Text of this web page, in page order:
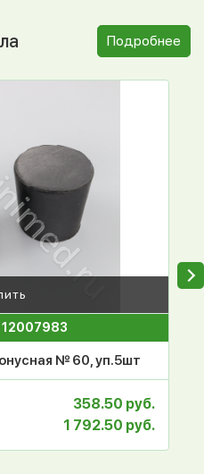
Подробнее
12007983
№ 60, уп.5шт
358.50 руб.
1 792.50 руб.